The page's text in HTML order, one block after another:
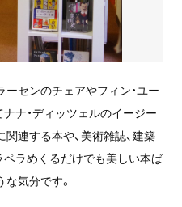
ーセンのチェアやフィン・ユー
ナ・ディッツェルのイージー
連する本や、美術雑誌、建築
ペラめくるだけでも美しい本ば
気分です。